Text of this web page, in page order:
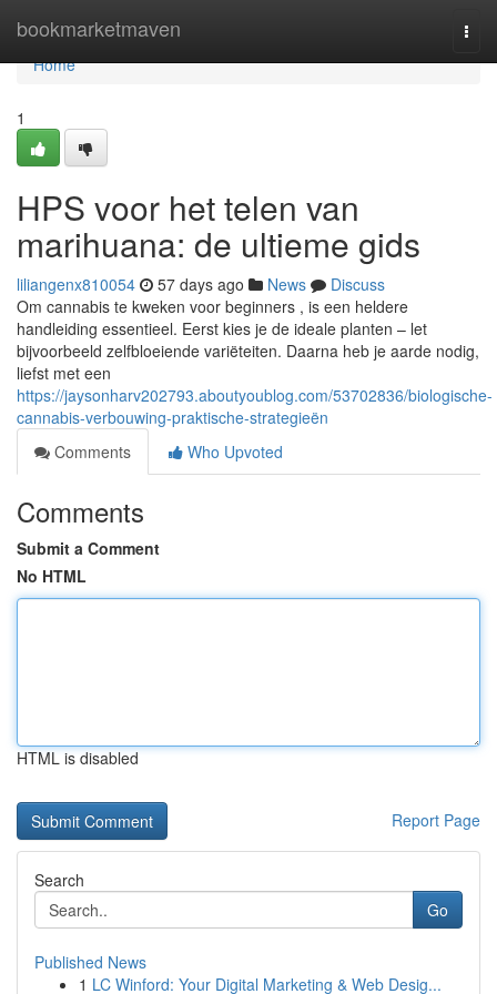
bookmarketmaven
Home
Home
1
HPS voor het telen van
marihuana: de ultieme gids
liliangenx810054 57 days ago News
Discuss
Om cannabis te kweken voor beginners , is een heldere
handleiding essentieel. Eerst kies je de ideale planten – let
bijvoorbeeld zelfbloeiende variëteiten. Daarna heb je aarde nodig,
liefst met een
https://jaysonharv202793.aboutyoublog.com/53702836/biologische-
cannabis-verbouwing-praktische-strategieën
Comments
Who Upvoted
Comments
Submit a Comment
No HTML
HTML is disabled
Report Page
Search
Go
Published News
1 LC Winford: Your Digital Marketing & Web Desig...